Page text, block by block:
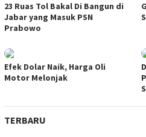
23 Ruas Tol Bakal Di Bangun di
Jabar yang Masuk PSN
Prabowo
Efek Dolar Naik, Harga Oli
Motor Melonjak
TERBARU